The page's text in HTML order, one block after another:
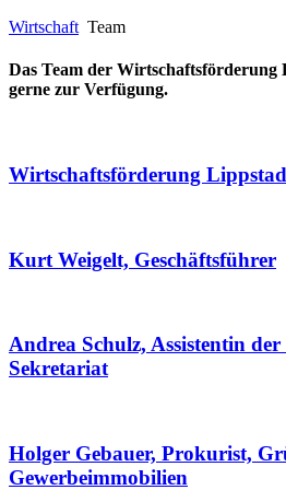
Wirtschaft Team
Das Team der Wirtschaftsförderung
gerne zur Verfügung.
Wirtschaftsförderung
Kurt Weigelt, Geschäftsführer
Andrea Schulz, Assistentin
Sekretariat
Holger Gebauer, Prokurist,
Gewerbeimmobilien